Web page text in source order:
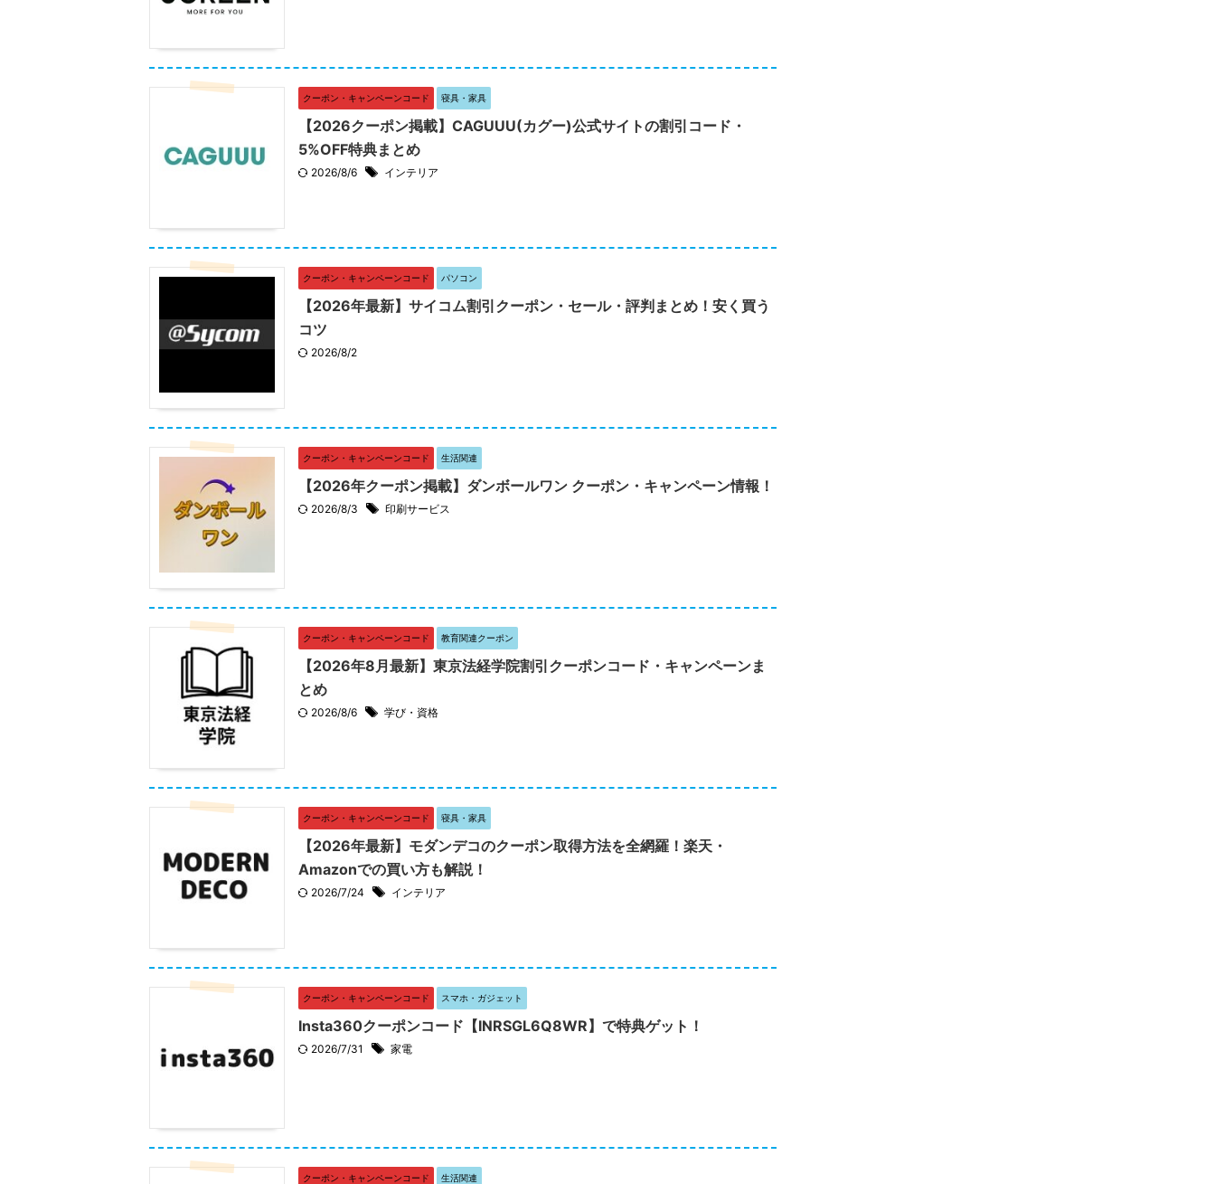
クーポン・キャンペーンコード 寝具・家具
【2026クーポン掲載】CAGUUU(カグー)公式サイトの割引コード・
5%OFF特典まとめ
2026/8/6 インテリア
クーポン・キャンペーンコード パソコン
【2026年最新】サイコム割引クーポン・セール・評判まとめ！安く買う
コツ
2026/8/2
クーポン・キャンペーンコード 生活関連
【2026年クーポン掲載】ダンボールワン クーポン・キャンペーン情報！
2026/8/3 印刷サービス
クーポン・キャンペーンコード 教育関連クーポン
【2026年8月最新】東京法経学院割引クーポンコード・キャンペーンま
とめ
2026/8/6 学び・資格
クーポン・キャンペーンコード 寝具・家具
【2026年最新】モダンデコのクーポン取得方法を全網羅！楽天・
Amazonでの買い方も解説！
2026/7/24 インテリア
クーポン・キャンペーンコード スマホ・ガジェット
Insta360クーポンコード【INRSGL6Q8WR】で特典ゲット！
2026/7/31 家電
クーポン・キャンペーンコード 生活関連